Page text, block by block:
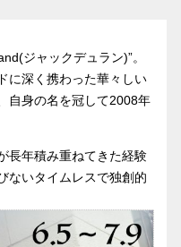
ジャックデュラン)”。
に深く携わった華々しい
自身の名を冠して2008年
長年積み重ねてきた経験
ないタイムレスで独創的